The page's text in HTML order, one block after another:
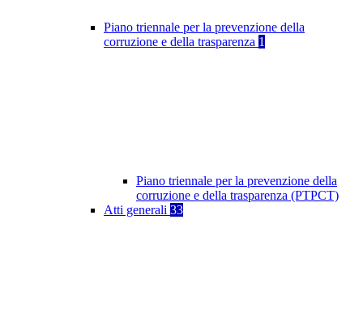
Piano triennale per la prevenzione della
corruzione e della trasparenza 1
Piano triennale per la prevenzione della
corruzione e della trasparenza (PTPCT)
Atti generali 33